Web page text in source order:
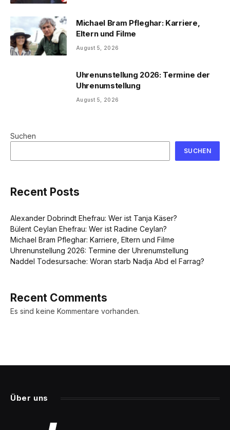
Michael Bram Pfleghar: Karriere,
Eltern und Filme
August 5, 2026
Uhrenunstellung 2026: Termine der
Uhrenumstellung
August 5, 2026
Suchen
SUCHEN
Recent Posts
Alexander Dobrindt Ehefrau: Wer ist Tanja Käser?
Bülent Ceylan Ehefrau: Wer ist Radine Ceylan?
Michael Bram Pfleghar: Karriere, Eltern und Filme
Uhrenunstellung 2026: Termine der Uhrenumstellung
Naddel Todesursache: Woran starb Nadja Abd el Farrag?
Recent Comments
Es sind keine Kommentare vorhanden.
Über uns